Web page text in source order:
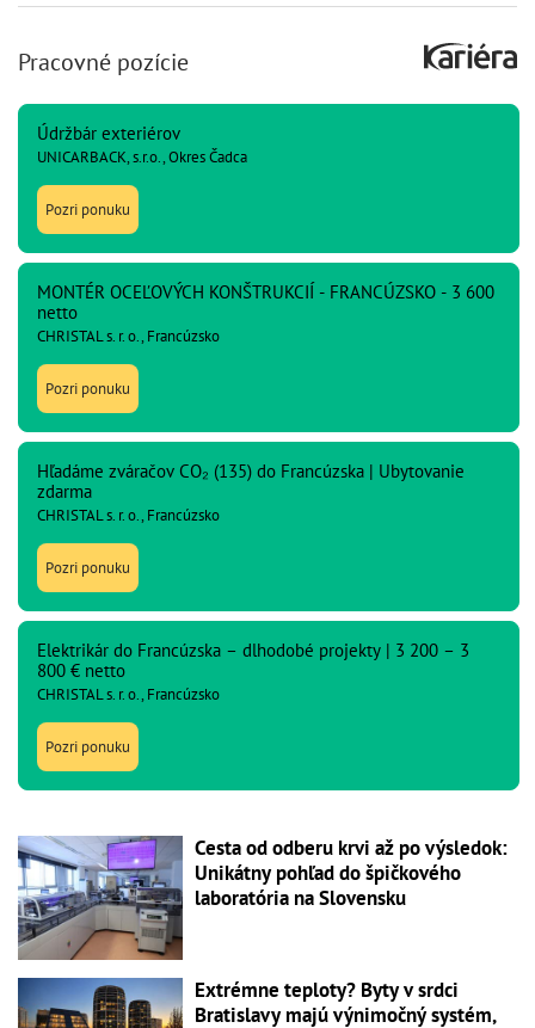
Pracovné pozície
Údržbár exteriérov
UNICARBACK, s.r.o., Okres Čadca
Pozri ponuku
MONTÉR OCEĽOVÝCH KONŠTRUKCIÍ - FRANCÚZSKO - 3 600
netto
CHRISTAL s. r. o., Francúzsko
Pozri ponuku
Hľadáme zváračov CO₂ (135) do Francúzska | Ubytovanie
zdarma
CHRISTAL s. r. o., Francúzsko
Pozri ponuku
Elektrikár do Francúzska – dlhodobé projekty | 3 200 – 3
800 € netto
CHRISTAL s. r. o., Francúzsko
Pozri ponuku
Cesta od odberu krvi až po výsledok:
Unikátny pohľad do špičkového
laboratória na Slovensku
Extrémne teploty? Byty v srdci
Bratislavy majú výnimočný systém,